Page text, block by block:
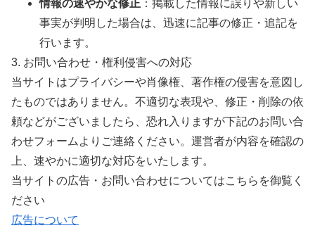
情報の速やかな修正 ：掲載した情報に誤りや新しい
事実が判明した場合は、迅速に記事の修正・追記を
行います。
3. お問い合わせ・権利侵害への対応
当サイトはプライバシーや肖像権、著作権の侵害を意図し
たものではありません。不適切な表現や、修正・削除の依
頼などがございましたら、恐れ入りますが下記のお問い合
わせフォームよりご連絡ください。運営者が内容を確認の
上、速やかに適切な対応をいたします。
当サイトの広告・お問い合わせについてはこちらを御覧く
ださい
広告について